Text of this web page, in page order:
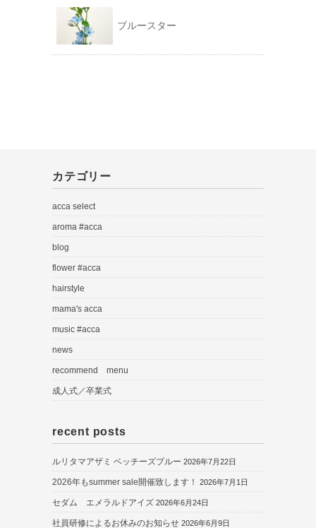
ブルースター
カテゴリー
acca select
aroma #acca
blog
flower #acca
hairstyle
mama's acca
music #acca
news
recommend menu
成人式／卒業式
recent posts
ルリタマアザミ ベッチーズブルー 2026年7月22日
2026年もsummer sale開催致します！ 2026年7月1日
セダム エメラルドアイズ 2026年6月24日
社員研修によるお休みのお知らせ 2026年6月9日